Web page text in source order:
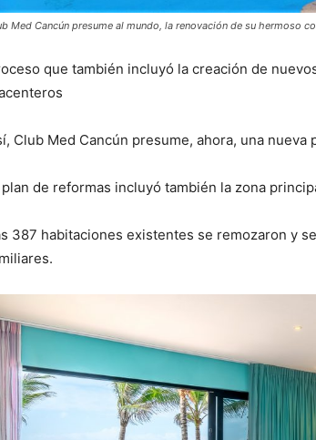
Med Cancún presume al mundo, la renovación de su hermoso
que también incluyó la creación de
Club Med Cancún presume, ahora, una
plan de reformas incluyó también la zona
387 habitaciones existentes se remozaron y